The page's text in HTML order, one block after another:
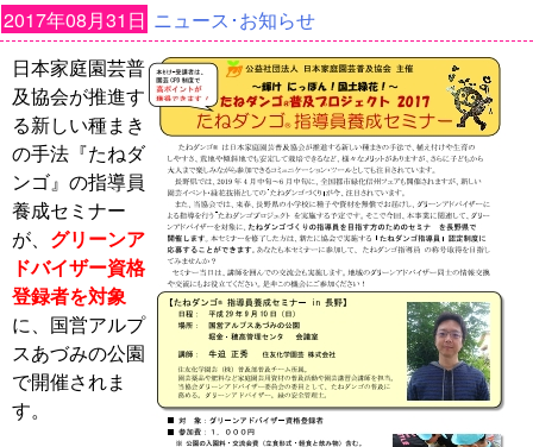
2017年08月31日 ニュース･お知らせ
日本家庭園芸普
及協会が推進す
る新しい種まき
の手法『たねダ
ンゴ』の指導員
養成セミナー
が、 グリーンア
ドバイザー資格
登録者を対象
に、国営アルプ
スあづみの公園
で開催されま
す。